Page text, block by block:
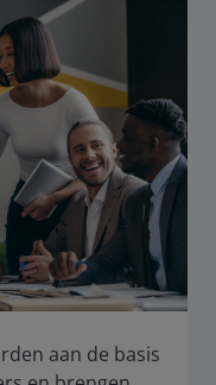
aan de basis